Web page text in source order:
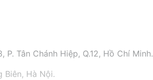
Tân Chánh Hiệp, Q.12, Hồ Chí Minh.
Biên, Hà Nội.